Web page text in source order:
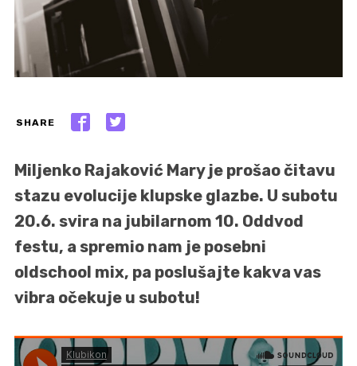
SHARE
Miljenko Rajaković Mary je prošao čitavu
stazu evolucije klupske glazbe. U subotu
20.6. svira na jubilarnom 10. Oddvod
festu, a spremio nam je posebni
oldschool mix, pa poslušajte kakva vas
vibra očekuje u subotu!